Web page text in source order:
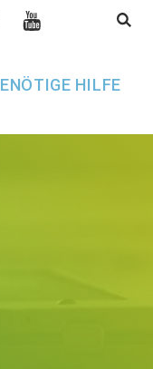
HILFE